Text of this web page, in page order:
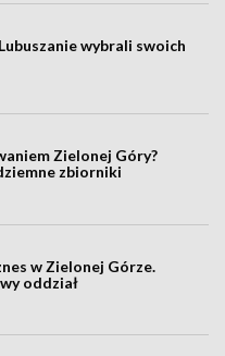
wybrali swoich
Zielonej Góry?
zbiorniki
w Zielonej Górze.
oddział